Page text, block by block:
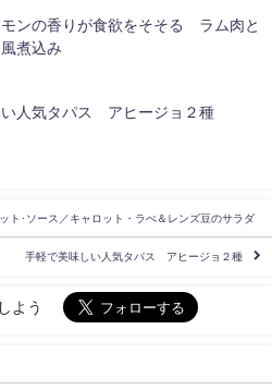
モンの香りが食欲をそそる ラム肉と
煮込み
い人気タパス アヒージョ２種
ト･ソース／キャロット・ラぺ＆レンズ豆のサラダ
手軽で美味しい人気タパス アヒージョ２種
よう